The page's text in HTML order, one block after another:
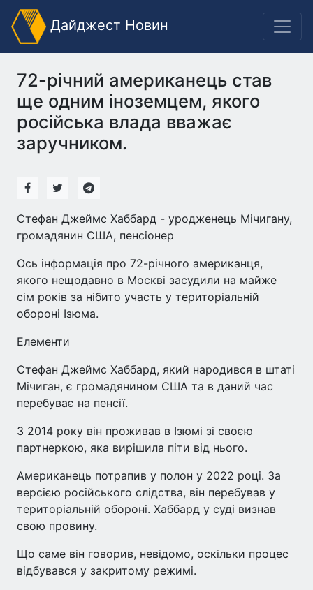
Дайджест Новин
72-річний американець став
ще одним іноземцем, якого
російська влада вважає
заручником.
Стефан Джеймс Хаббард - уродженець Мічигану,
громадянин США, пенсіонер
Ось інформація про 72-річного американця,
якого нещодавно в Москві засудили на майже
сім років за нібито участь у територіальній
обороні Ізюма.
Елементи
Стефан Джеймс Хаббард, який народився в штаті
Мічиган, є громадянином США та в даний час
перебуває на пенсії.
З 2014 року він проживав в Ізюмі зі своєю
партнеркою, яка вирішила піти від нього.
Американець потрапив у полон у 2022 році. За
версією російського слідства, він перебував у
територіальній обороні. Хаббард у суді визнав
свою провину.
Що саме він говорив, невідомо, оскільки процес
відбувався у закритому режимі.